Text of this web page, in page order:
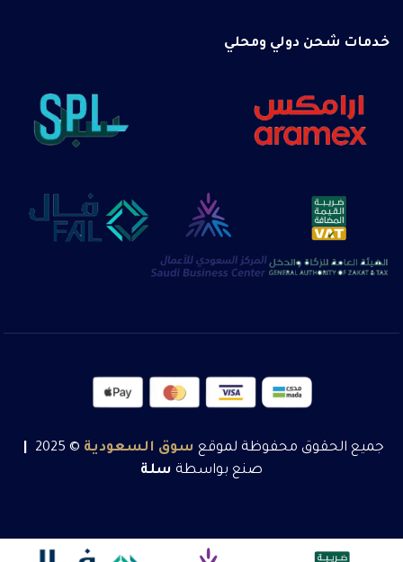
خدمات شحن دولي ومحلي
جميع الحقوق محفوظة لموقع سوق السعودية © 2025
صنع بواسطة سلة